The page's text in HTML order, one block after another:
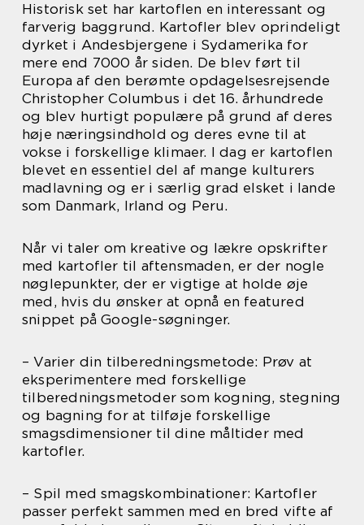
Historisk set har kartoflen en interessant og
farverig baggrund. Kartofler blev oprindeligt
dyrket i Andesbjergene i Sydamerika for
mere end 7000 år siden. De blev ført til
Europa af den berømte opdagelsesrejsende
Christopher Columbus i det 16. århundrede
og blev hurtigt populære på grund af deres
høje næringsindhold og deres evne til at
vokse i forskellige klimaer. I dag er kartoflen
blevet en essentiel del af mange kulturers
madlavning og er i særlig grad elsket i lande
som Danmark, Irland og Peru.
Når vi taler om kreative og lækre opskrifter
med kartofler til aftensmaden, er der nogle
nøglepunkter, der er vigtige at holde øje
med, hvis du ønsker at opnå en featured
snippet på Google-søgninger.
– Varier din tilberedningsmetode: Prøv at
eksperimentere med forskellige
tilberedningsmetoder som kogning, stegning
og bagning for at tilføje forskellige
smagsdimensioner til dine måltider med
kartofler.
– Spil med smagskombinationer: Kartofler
passer perfekt sammen med en bred vifte af